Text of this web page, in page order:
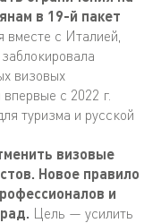
в 19-й пакет
вместе с Италией,
визовых
с 2022 г.
туризма и русской
визовые
Новое правило
и
Цель — усилить